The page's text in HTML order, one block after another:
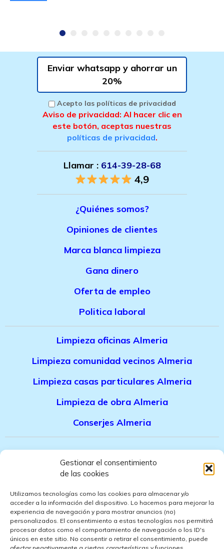
Gestionar el consentimiento
de las cookies
Utilizamos tecnologías como las cookies para almacenar y/o
acceder a la información del dispositivo. Lo hacemos para mejorar la
experiencia de navegación y para mostrar anuncios (no)
personalizados. El consentimiento a estas tecnologías nos permitirá
procesar datos como el comportamiento de navegación o los ID's
únicos en este sitio. No consentir o retirar el consentimiento, puede
Enviar whatsapp y ahorrar un
20%
Acepto las políticas de privacidad
Aviso de privacidad: Al hacer clic en
este botón, aceptas nuestras
políticas de privacidad.
Llamar : 614-39-28-68
4,9
¿Quiénes somos?
Opiniones de clientes
Marca blanca limpieza
Gana dinero
Oferta de empleo
Politica laboral
Limpieza oficinas Almeria
Limpieza comunidad vecinos Almeria
Limpieza casas particulares Almeria
Limpieza de obra Almeria
Conserjes Almeria
Canal denuncias trabajadores
Aviso legal
Politica de cookies
Politica de ventas